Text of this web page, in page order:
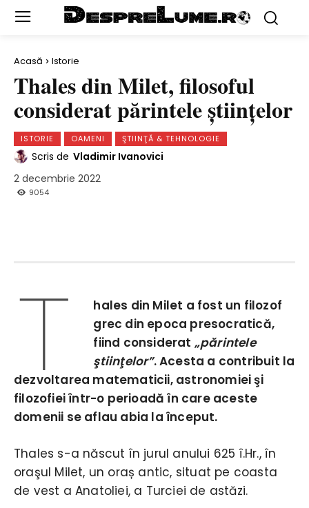
Acasă Istorie
Thales din Milet, filosoful
considerat părintele ştiinţelor
ISTORIE OAMENI ŞTIINŢĂ & TEHNOLOGIE
Scris de Vladimir Ivanovici
2 decembrie 2022
9054
T
hales din Milet a fost un filozof
grec din epoca presocratică,
fiind considerat „părintele
ştiinţelor”. Acesta a contribuit la
dezvoltarea matematicii, astronomiei şi
filozofiei într-o perioadă în care aceste
domenii se aflau abia la început.
Thales s-a născut în jurul anului 625 î.Hr., în
oraşul Milet, un oraș antic, situat pe coasta
de vest a Anatoliei, a Turciei de astăzi.